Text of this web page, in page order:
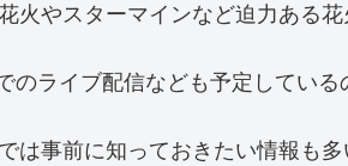
火やスターマインなど迫力ある花
のライブ配信なども予定している
は事前に知っておきたい情報も多